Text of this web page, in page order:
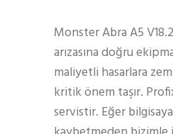
Monster Abra A5
arızasına doğru
maliyetli hasarlara
kritik önem taşır.
servistir. Eğer